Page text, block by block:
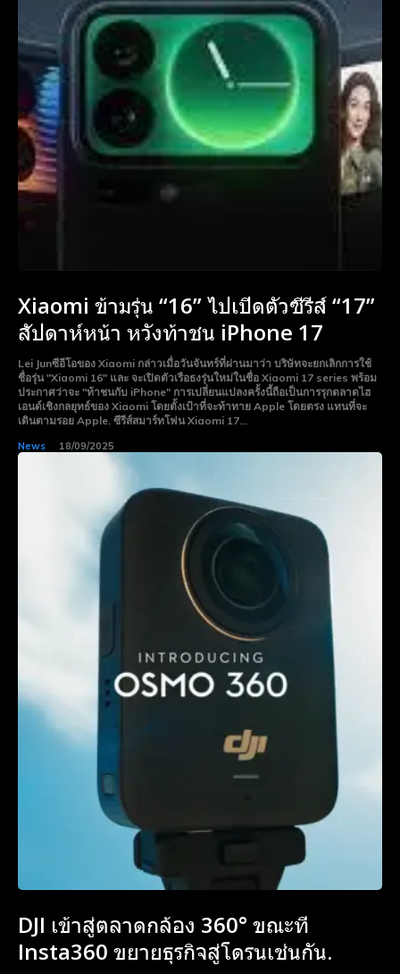
Monthly or Yearly Memberships
Professional Rated Guides
I Want To Sign Up
Monthly or Yearly Memberships
Professional Rated Guides
I Want To Sign Up
Xiaomi ข้ามรุ่น “16” ไปเปิดตัวซีรีส์ “17”
สัปดาห์หน้า หวังท้าชน iPhone 17
Lei Junซีอีโอของ Xiaomi กล่าวเมื่อวันจันทร์ที่ผ่านมาว่า บริษัทจะยกเลิกการใช้
ชื่อรุ่น "Xiaomi 16" และ จะเปิดตัวเรือธงรุ่นใหม่ในชื่อ Xiaomi 17 series พร้อม
ประกาศว่าจะ "ท้าชนกับ iPhone" การเปลี่ยนแปลงครั้งนี้ถือเป็นการรุกตลาดไฮ
เอนด์เชิงกลยุทธ์ของ Xiaomi โดยตั้งเป้าที่จะท้าทาย Apple โดยตรง แทนที่จะ
เดินตามรอย Apple. ซีรีส์สมาร์ทโฟน Xiaomi 17...
News 18/09/2025
DJI เข้าสู่ตลาดกล้อง 360° ขณะที่
Insta360 ขยายธุรกิจสู่โดรนเช่นกัน.